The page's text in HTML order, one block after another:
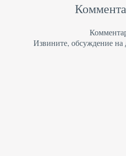
Извините, обсуждение